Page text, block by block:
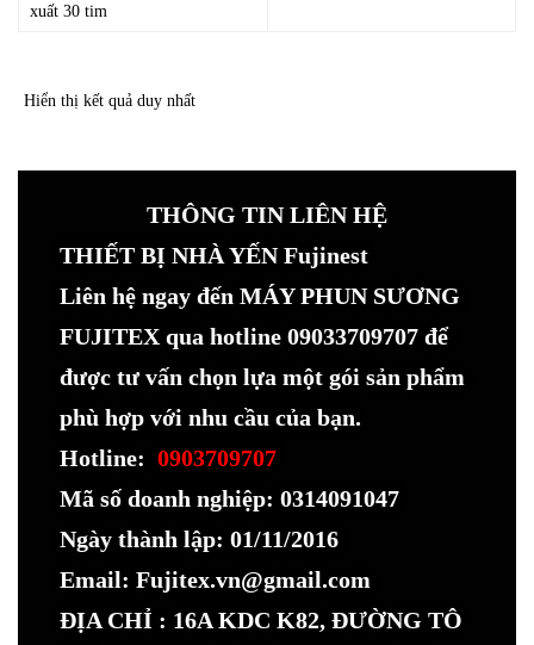
xuất 30 tim
Hiển thị kết quả duy nhất
THÔNG TIN LIÊN HỆ
THIẾT BỊ NHÀ YẾN Fujinest
Liên hệ ngay đến MÁY PHUN SƯƠNG
FUJITEX qua hotline 09033709707 để
được tư vấn chọn lựa một gói sản phẩm
phù hợp với nhu cầu của bạn.
Hotline: 0903709707
Mã số doanh nghiệp: 0314091047
Ngày thành lập: 01/11/2016
Email: Fujitex.vn@gmail.com
ĐỊA CHỈ : 16A KDC K82, ĐƯỜNG TÔ